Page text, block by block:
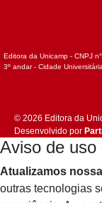
Editora da Unicamp - CNPJ
3º andar - Cidade
© 2026 Editora da
Desenvolvido por
Aviso de uso
Atualizamos
outras tecnologias